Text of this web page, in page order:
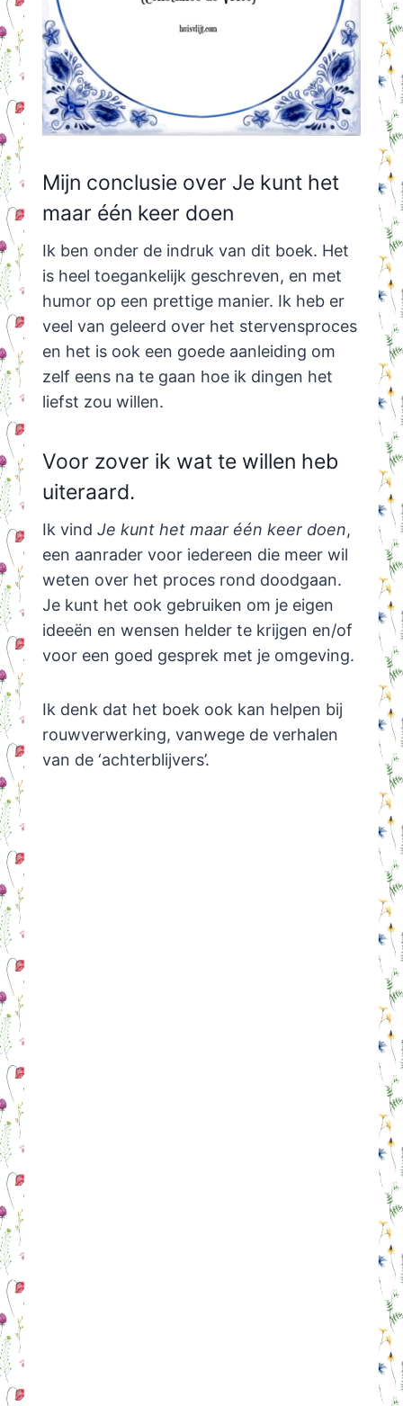
Mijn conclusie over Je kunt het
maar één keer doen
Ik ben onder de indruk van dit boek. Het
is heel toegankelijk geschreven, en met
humor op een prettige manier. Ik heb er
veel van geleerd over het stervensproces
en het is ook een goede aanleiding om
zelf eens na te gaan hoe ik dingen het
liefst zou willen.
Voor zover ik wat te willen heb
uiteraard.
Ik vind Je kunt het maar één keer doen,
een aanrader voor iedereen die meer wil
weten over het proces rond doodgaan.
Je kunt het ook gebruiken om je eigen
ideeën en wensen helder te krijgen en/of
voor een goed gesprek met je omgeving.
Ik denk dat het boek ook kan helpen bij
rouwverwerking, vanwege de verhalen
van de ‘achterblijvers’.